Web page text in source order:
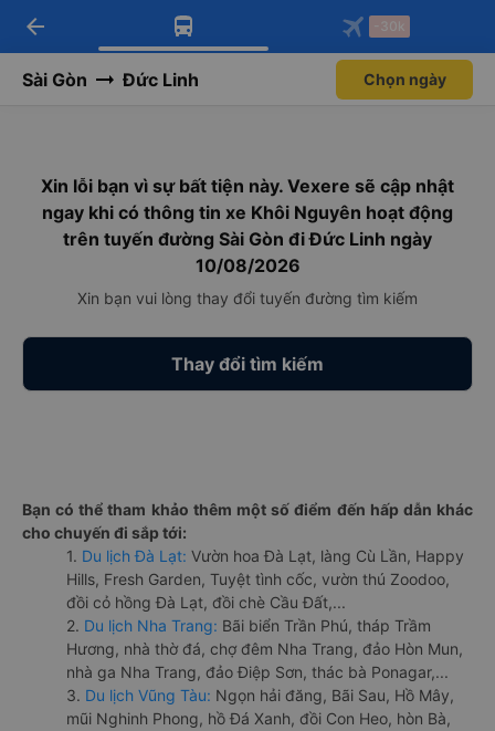
Tải app Vexere ngay!
Nhận ưu đãi thành viên độc
Mở app
Tải app Vexere
-30k/ghế khi đặt vé máy bay qua
Mở app
arrow_back -30k
Sài Gòn Đức Linh Chọn ngày
Xin lỗi bạn vì sự bất tiện này. Vexere sẽ cập nhật
ngay khi có thông tin xe Khôi Nguyên hoạt động
trên tuyến đường Sài Gòn đi Đức Linh ngày
10/08/2026
Xin bạn vui lòng thay đổi tuyến đường tìm kiếm
Thay đổi tìm kiếm
Bạn có thể tham khảo thêm một số điểm đến hấp dẫn khác
cho chuyến đi sắp tới:
1. Du lịch Đà Lạt: Vườn hoa Đà Lạt, làng Cù Lần, Happy
Hills, Fresh Garden, Tuyệt tình cốc, vườn thú Zoodoo,
đồi cỏ hồng Đà Lạt, đồi chè Cầu Đất,...
2. Du lịch Nha Trang: Bãi biển Trần Phú, tháp Trầm
Hương, nhà thờ đá, chợ đêm Nha Trang, đảo Hòn Mun,
nhà ga Nha Trang, đảo Điệp Sơn, thác bà Ponagar,...
3. Du lịch Vũng Tàu: Ngọn hải đăng, Bãi Sau, Hồ Mây,
mũi Nghinh Phong, hồ Đá Xanh, đồi Con Heo, hòn Bà,